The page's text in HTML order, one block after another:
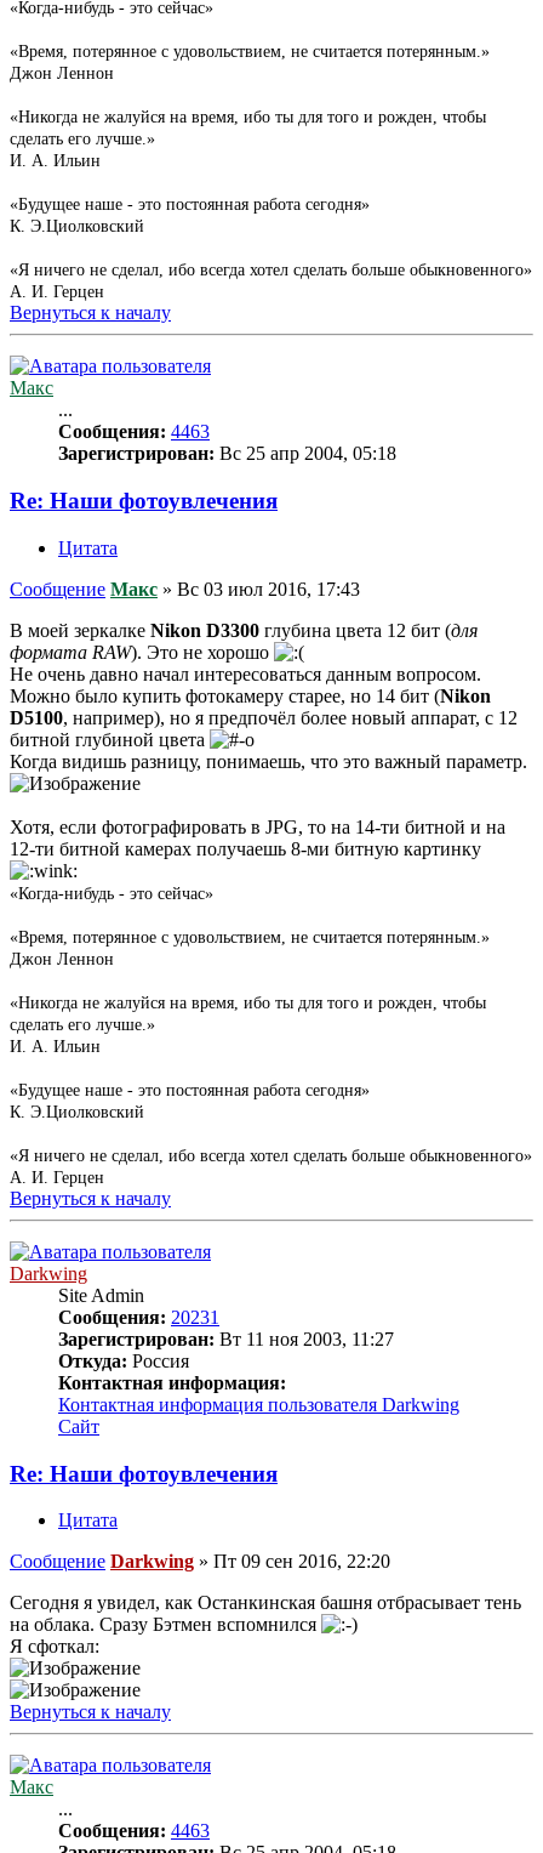
«Когда-нибудь - это сейчас»
«Время, потерянное с удовольствием, не считается потерянным.»
Джон Леннон
«Никогда не жалуйся на время, ибо ты для того и рожден, чтобы
сделать его лучше.»
И. А. Ильин
«Будущее наше - это постоянная работа сегодня»
К. Э.Циолковский
«Я ничего не сделал, ибо всегда хотел сделать больше обыкновенного»
А. И. Герцен
Вернуться к началу
Макс
...
Сообщения: 4463
Зарегистрирован: Вс 25 апр 2004, 05:18
Re: Наши фотоувлечения
Цитата
Сообщение Макс » Вс 03 июл 2016, 17:43
В моей зеркалке Nikon D3300 глубина цвета 12 бит (для
формата RAW). Это не хорошо
Не очень давно начал интересоваться данным вопросом.
Можно было купить фотокамеру старее, но 14 бит (Nikon
D5100, например), но я предпочёл более новый аппарат, с 12
битной глубиной цвета
Когда видишь разницу, понимаешь, что это важный параметр.
Хотя, если фотографировать в JPG, то на 14-ти битной и на
12-ти битной камерах получаешь 8-ми битную картинку
«Когда-нибудь - это сейчас»
«Время, потерянное с удовольствием, не считается потерянным.»
Джон Леннон
«Никогда не жалуйся на время, ибо ты для того и рожден, чтобы
сделать его лучше.»
И. А. Ильин
«Будущее наше - это постоянная работа сегодня»
К. Э.Циолковский
«Я ничего не сделал, ибо всегда хотел сделать больше обыкновенного»
А. И. Герцен
Вернуться к началу
Darkwing
Site Admin
Сообщения: 20231
Зарегистрирован: Вт 11 ноя 2003, 11:27
Откуда: Россия
Контактная информация:
Контактная информация пользователя Darkwing
Сайт
Re: Наши фотоувлечения
Цитата
Сообщение Darkwing » Пт 09 сен 2016, 22:20
Сегодня я увидел, как Останкинская башня отбрасывает тень
на облака. Сразу Бэтмен вспомнился
Я сфоткал:
Вернуться к началу
Макс
...
Сообщения: 4463